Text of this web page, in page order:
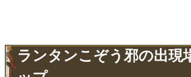
ランタンこぞう邪の出現